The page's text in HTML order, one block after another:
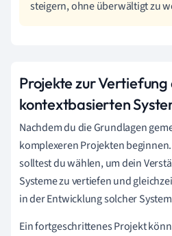
steigern, ohne überwältigt zu
Projekte zur Vertiefung
kontextbasierten
Nachdem du die Grundlagen
komplexeren Projekten
solltest du wählen, um dein
Systeme zu vertiefen und
in der Entwicklung solcher
Ein fortgeschrittenes Projekt